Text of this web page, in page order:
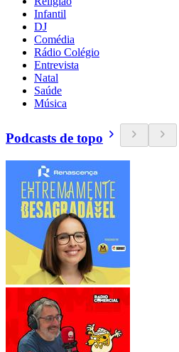
Infantil
DJ
Comédia
Rádio Colégio
Entrevista
Natal
Saúde
Música
Podcasts de topo